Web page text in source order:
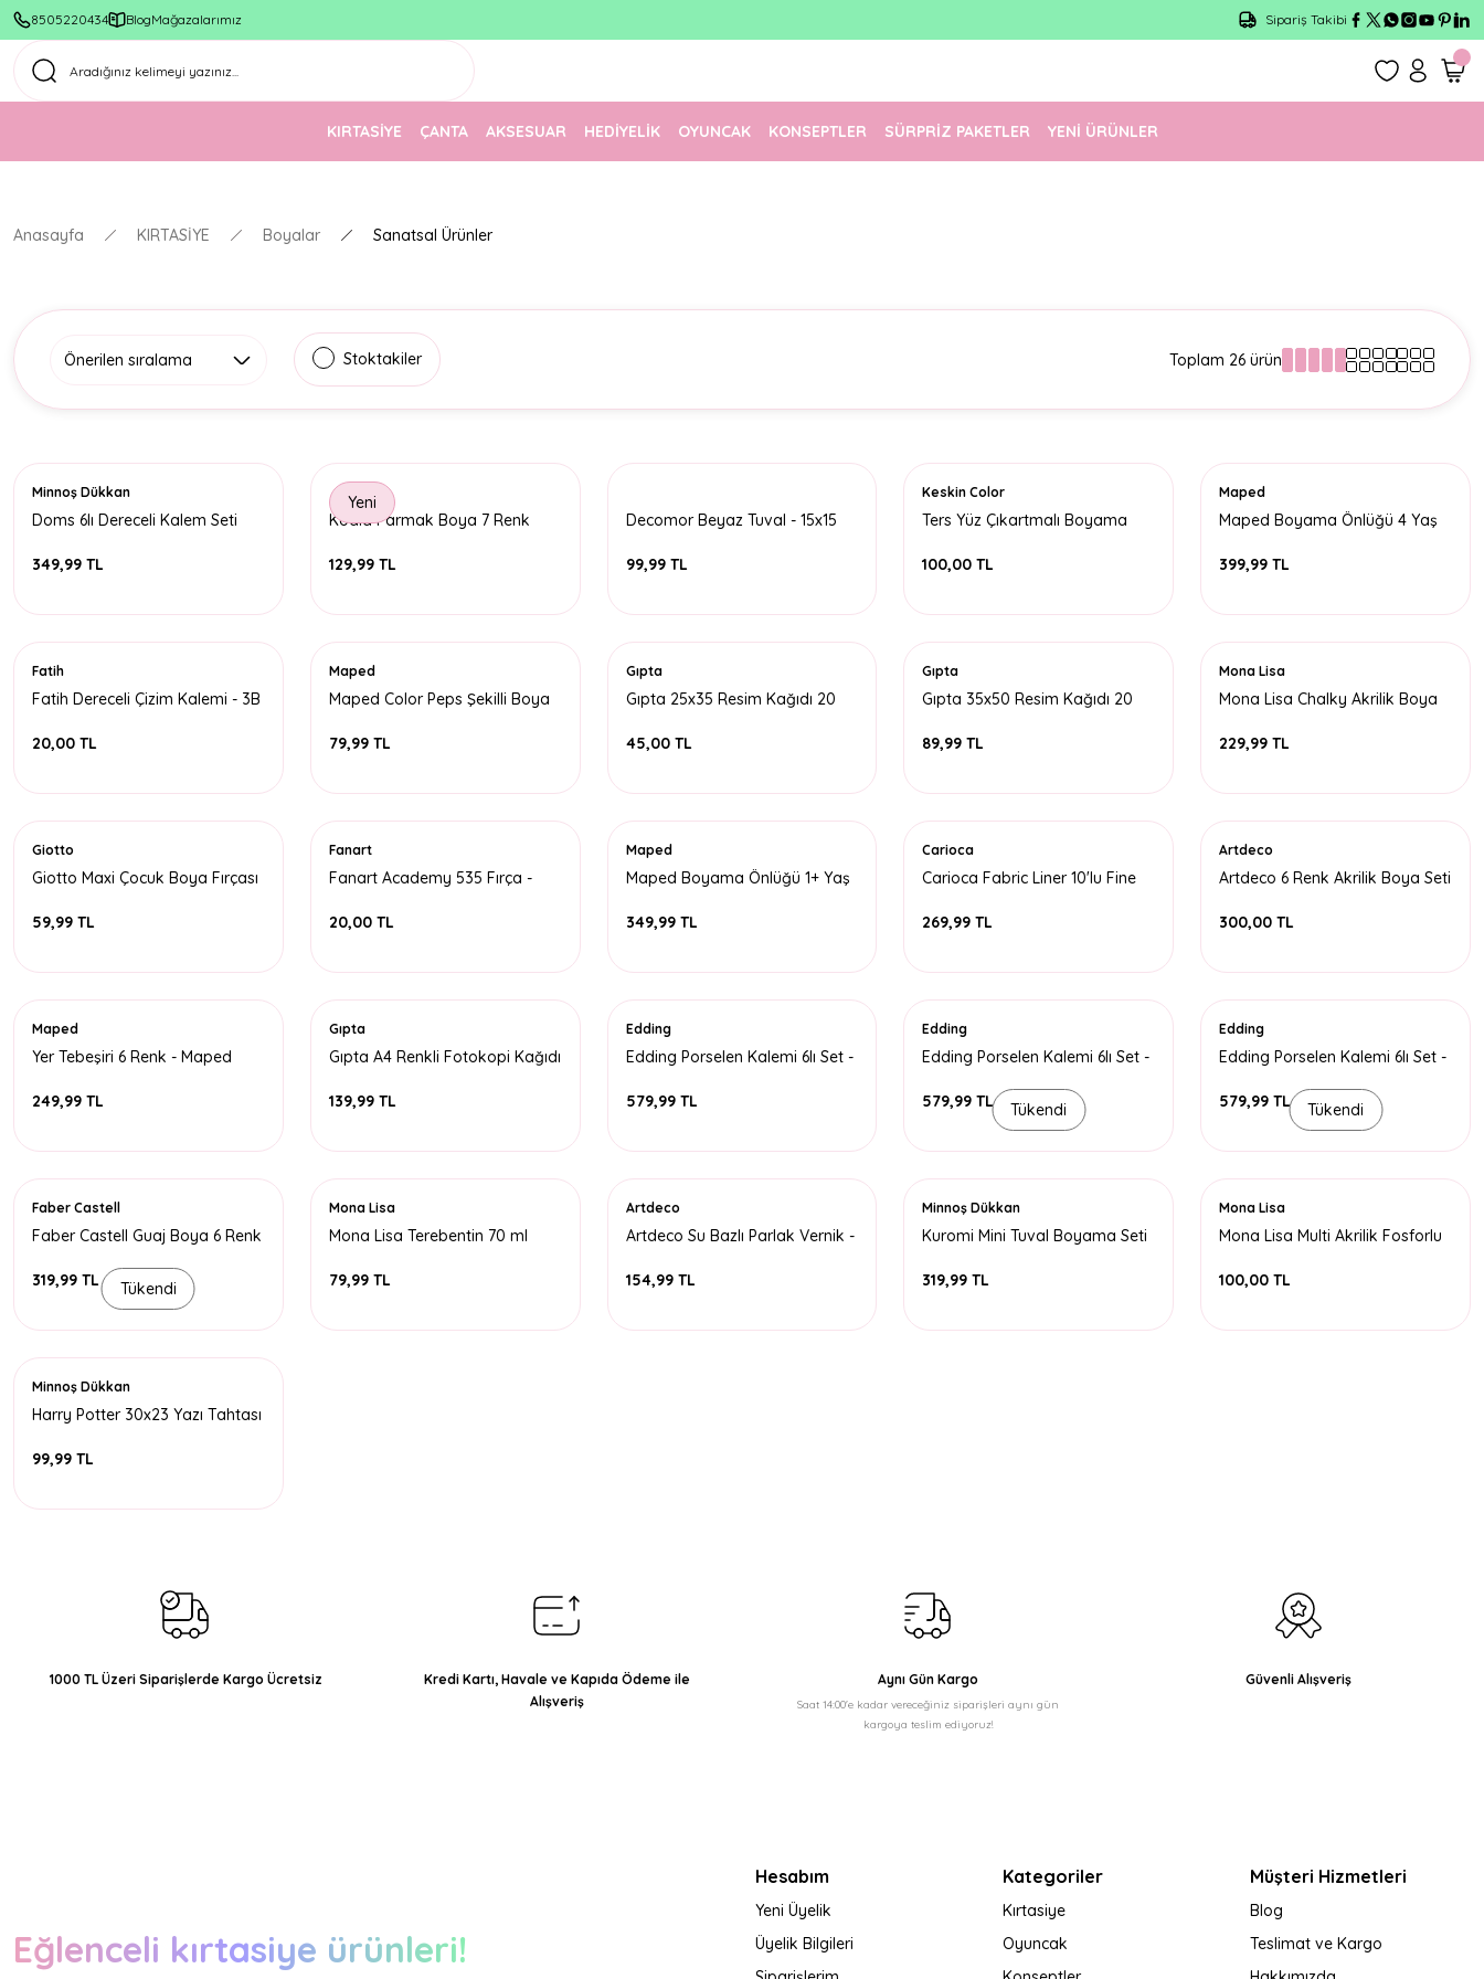
8505220434 BlogMağazalarımız
1500 TL Üzeri Ücretsiz Kargo
Sipariş Takibi
KIRTASİYE ÇANTA AKSESUAR HEDİYELİK OYUNCAK KONSEPTLER SÜRPRİZ PAKETLER YENİ ÜRÜNLER
Anasayfa KIRTASİYE Boyalar Sanatsal Ürünler
Stoktakiler Toplam 26 ürün
Minnoş Dükkan
Doms 6lı Dereceli Kalem Seti
349,99 TL
Yeni
Koala Parmak Boya 7 Renk
129,99 TL
Decomor Beyaz Tuval - 15x15
99,99 TL
Keskin Color
Ters Yüz Çıkartmalı Boyama
100,00 TL
Maped
Maped Boyama Önlüğü 4 Yaş
399,99 TL
Fatih
Fatih Dereceli Çizim Kalemi - 3B
20,00 TL
Maped
Maped Color Peps Şekilli Boya
79,99 TL
Gıpta
Gıpta 25x35 Resim Kağıdı 20
45,00 TL
Gıpta
Gıpta 35x50 Resim Kağıdı 20
89,99 TL
Mona Lisa
Mona Lisa Chalky Akrilik Boya
229,99 TL
Giotto
Giotto Maxi Çocuk Boya Fırçası
59,99 TL
Fanart
Fanart Academy 535 Fırça -
20,00 TL
Maped
Maped Boyama Önlüğü 1+ Yaş
349,99 TL
Carioca
Carioca Fabric Liner 10'lu Fine
269,99 TL
Artdeco
Artdeco 6 Renk Akrilik Boya Seti
300,00 TL
Maped
Yer Tebeşiri 6 Renk - Maped
249,99 TL
Gıpta
Gıpta A4 Renkli Fotokopi Kağıdı
139,99 TL
Edding
Edding Porselen Kalemi 6lı Set -
579,99 TL
Edding
Edding Porselen Kalemi 6lı Set -
579,99 TL
Edding
Edding Porselen Kalemi 6lı Set -
579,99 TL
Faber Castell
Faber Castell Guaj Boya 6 Renk
319,99 TL
Mona Lisa
Mona Lisa Terebentin 70 ml
79,99 TL
Artdeco
Artdeco Su Bazlı Parlak Vernik -
154,99 TL
Tükendi
Minnoş Dükkan
Kuromi Mini Tuval Boyama Seti
319,99 TL
Tükendi
Mona Lisa
Mona Lisa Multi Akrilik Fosforlu
100,00 TL
Tükendi
Minnoş Dükkan
Harry Potter 30x23 Yazı Tahtası
99,99 TL
1000 TL Üzeri Siparişlerde Kargo Ücretsiz
Kredi Kartı, Havale ve Kapıda Ödeme ile
Alışveriş
Aynı Gün Kargo
Saat 14:00'e kadar vereceğiniz siparişleri aynı gün
kargoya teslim ediyoruz!
Güvenli Alışveriş
Eğlenceli kırtasiye ürünleri!
Hesabım
Yeni Üyelik
Üyelik Bilgileri
Kategoriler
Kırtasiye
Oyuncak
Müşteri Hizmetleri
Blog
Teslimat ve Kargo